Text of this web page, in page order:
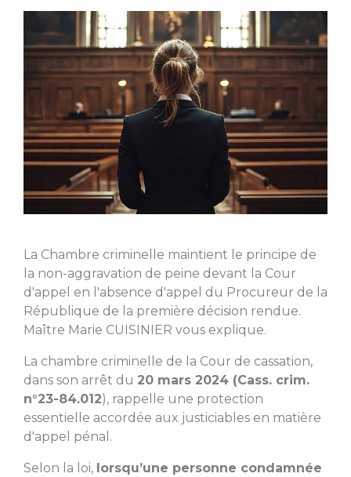
La Chambre criminelle maintient le principe de
la non-aggravation de peine devant la Cour
d'appel en l'absence d'appel du Procureur de la
République de la première décision rendue.
Maître Marie CUISINIER vous explique.
La chambre criminelle de la Cour de cassation,
dans son arrêt du 20 mars 2024 (Cass. crim.
n°23-84.012), rappelle une protection
essentielle accordée aux justiciables en matière
d'appel pénal.
Selon la loi, lorsqu’une personne condamnée